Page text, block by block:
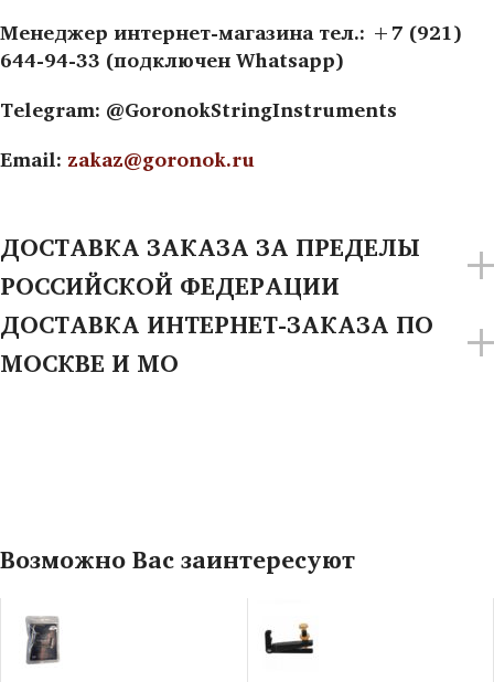
Менеджер интернет-магазина тел.: +7 (921)
644-94-33 (подключен Whatsapp)
Telegram: @GoronokStringInstruments
Email: zakaz@goronok.ru
ДОСТАВКА ЗАКАЗА ЗА ПРЕДЕЛЫ
РОССИЙСКОЙ ФЕДЕРАЦИИ
ДОСТАВКА ИНТЕРНЕТ-ЗАКАЗА ПО
МОСКВЕ И МО
Возможно Вас заинтересуют